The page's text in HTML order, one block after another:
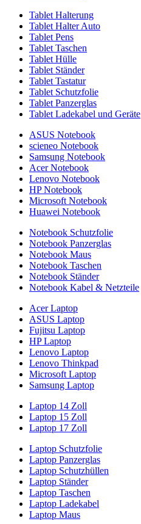
Tablet Halterung
Tablet Halter Auto
Tablet Pens
Tablet Taschen
Tablet Hülle
Tablet Ständer
Tablet Tastatur
Tablet Schutzfolie
Tablet Panzerglas
Tablet Ladekabel und Geräte
ASUS Notebook
scieneo Notebook
Samsung Notebook
Acer Notebook
Lenovo Notebook
HP Notebook
Microsoft Notebook
Huawei Notebook
Notebook Schutzfolie
Notebook Panzerglas
Notebook Maus
Notebook Taschen
Notebook Ständer
Notebook Kabel & Netzteile
Acer Laptop
ASUS Laptop
Fujitsu Laptop
HP Laptop
Lenovo Laptop
Lenovo Thinkpad
Microsoft Laptop
Samsung Laptop
Laptop 14 Zoll
Laptop 15 Zoll
Laptop 17 Zoll
Laptop Schutzfolie
Laptop Panzerglas
Laptop Schutzhüllen
Laptop Ständer
Laptop Taschen
Laptop Ladekabel
Laptop Maus